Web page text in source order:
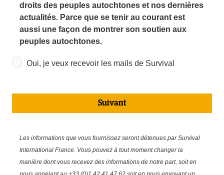
droits des peuples autochtones et nos dernières
actualités. Parce que se tenir au courant est
aussi une façon de montrer son soutien aux
peuples autochtones.
Oui, je veux recevoir les mails de Survival
Suivant
Les informations que vous fournissez seront détenues par Survival
International France. Vous pouvez à tout moment changer la
manière dont vous recevez des informations de notre part, soit en